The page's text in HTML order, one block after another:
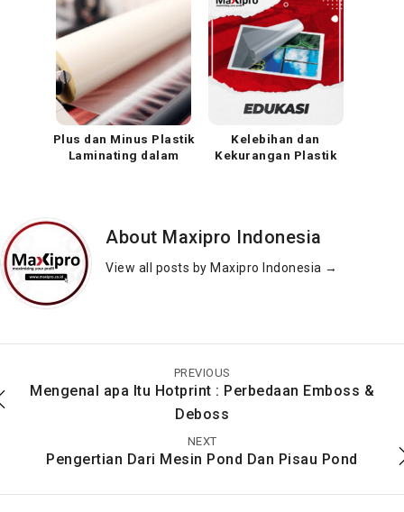
Plus dan Minus Plastik
Laminating dalam
Kelebihan dan
Kekurangan Plastik
Laminasi Sendiri Di
Rumah Dan
Penjelasannya
Laminating & Laminasi
About Maxipro Indonesia
View all posts by Maxipro Indonesia →
PREVIOUS
Mengenal apa Itu Hotprint : Perbedaan Emboss &
Deboss
NEXT
Pengertian Dari Mesin Pond Dan Pisau Pond